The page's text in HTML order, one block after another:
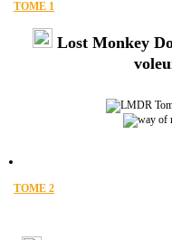
TOME 1
Lost Monkey
TOME 2